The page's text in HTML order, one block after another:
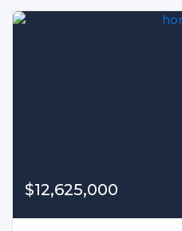
$12,625,000